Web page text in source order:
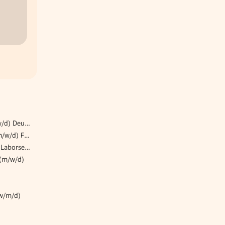
BSP Vertriebsmanager /m/w/d) Deutschland
Buchhaltungsangestellte (m/w/d) Fakturierung & Finanzbuchhaltung
Mitarbeiter*in Reinigung & Laborservice (m/w/d) in Rum / Innsbruck
w/d)
m/d)